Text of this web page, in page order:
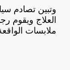
العلاج ويقوم
ملابسات